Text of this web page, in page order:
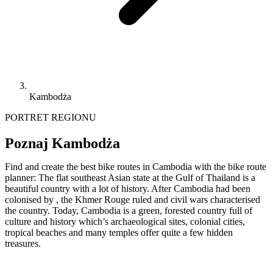
Kambodża
PORTRET REGIONU
Poznaj Kambodża
Find and create the best bike routes in Cambodia with the bike route
planner: The flat southeast Asian state at the Gulf of Thailand is a
beautiful country with a lot of history. After Cambodia had been
colonised by , the Khmer Rouge ruled and civil wars characterised
the country. Today, Cambodia is a green, forested country full of
culture and history which’s archaeological sites, colonial cities,
tropical beaches and many temples offer quite a few hidden
treasures.